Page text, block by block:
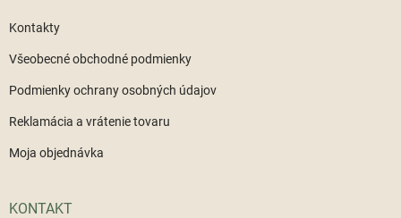
Kontakty
Všeobecné obchodné podmienky
Podmienky ochrany osobných údajov
Reklamácia a vrátenie tovaru
Moja objednávka
KONTAKT